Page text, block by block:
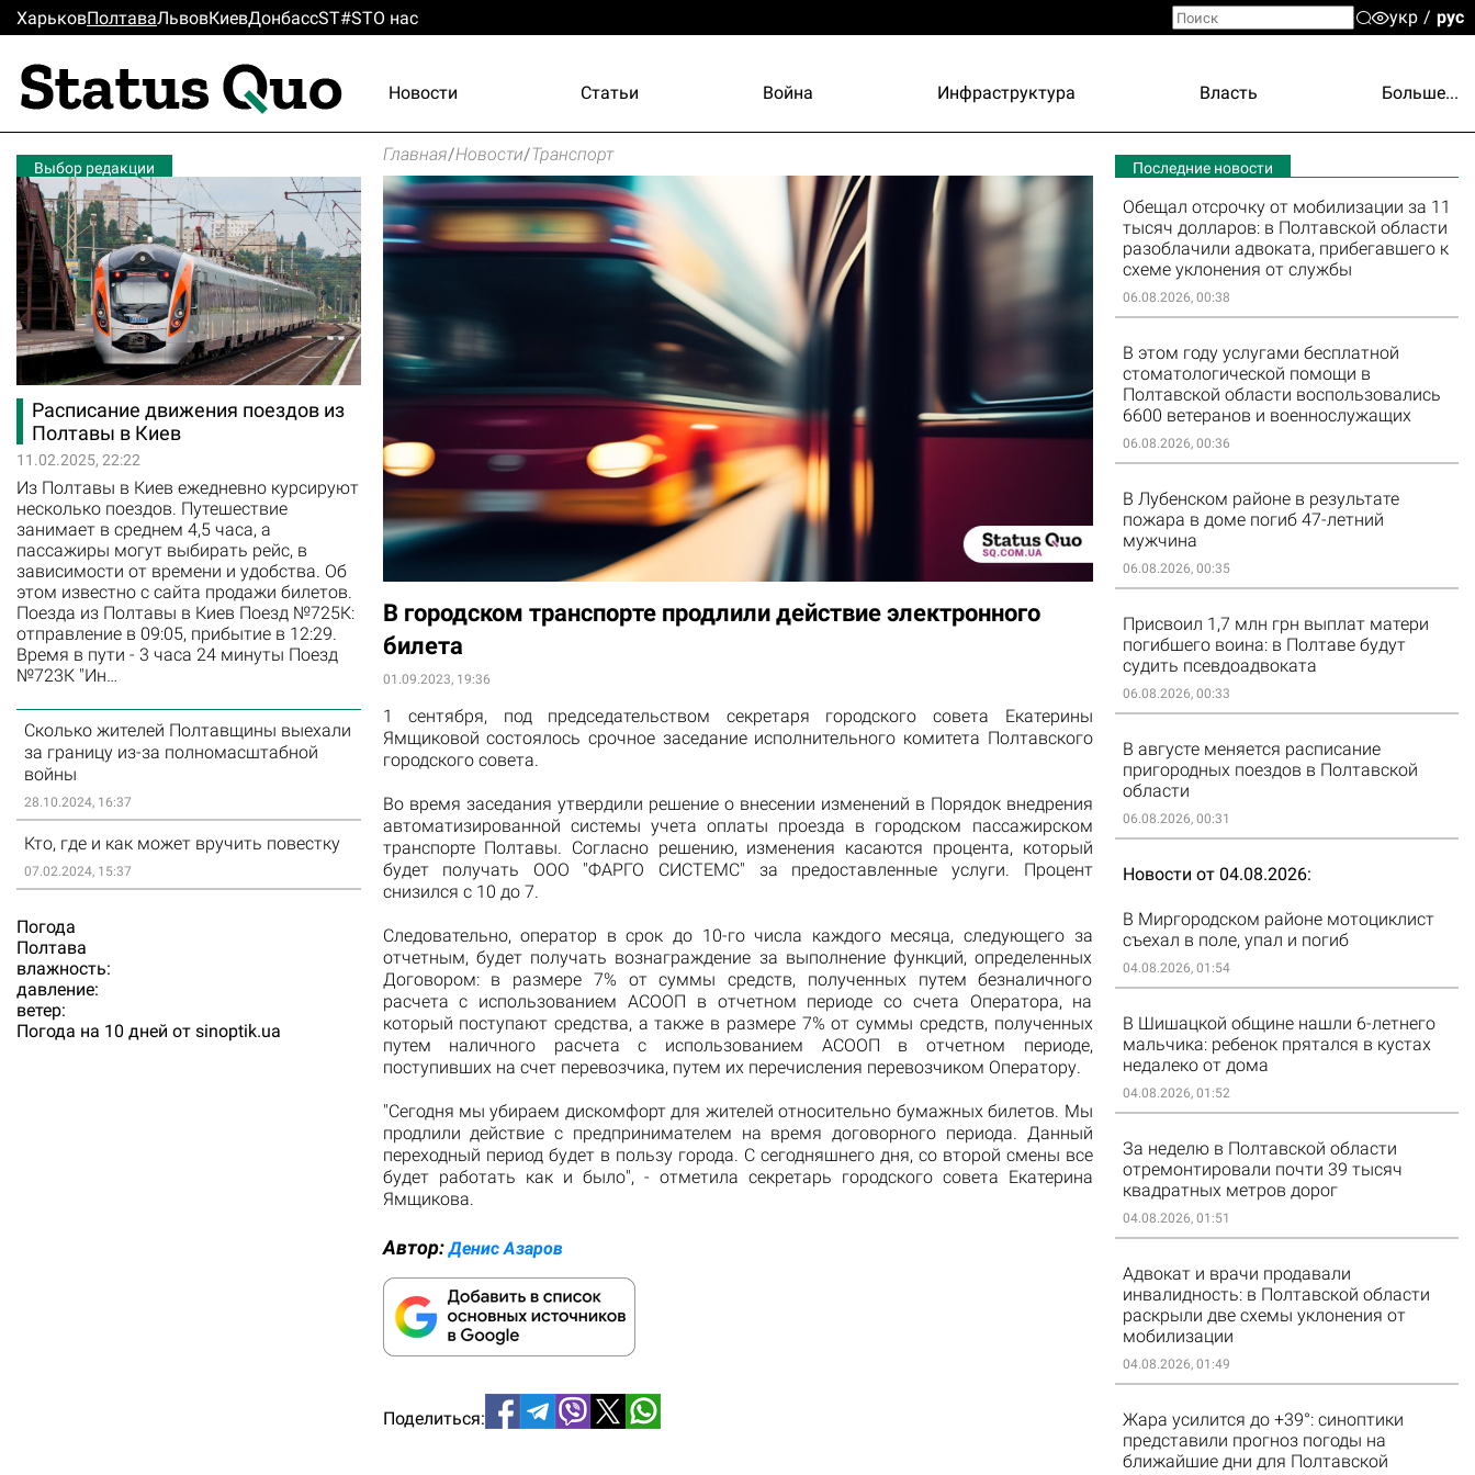
ХарьковПолтаваЛьвовКиевДонбассST#STО нас укр рус
Новости Статьи Война Инфраструктура Власть Больше...
Выбор редакции
Расписание движения поездов из
Полтавы в Киев
11.02.2025, 22:22
Из Полтавы в Киев ежедневно курсируют
несколько поездов. Путешествие
занимает в среднем 4,5 часа, а
пассажиры могут выбирать рейс, в
зависимости от времени и удобства. Об
этом известно с сайта продажи билетов.
Поезда из Полтавы в Киев Поезд №725К:
отправление в 09:05, прибытие в 12:29.
Время в пути - 3 часа 24 минуты Поезд
№723К "Ин…
Сколько жителей Полтавщины выехали
за границу из-за полномасштабной
войны
28.10.2024, 16:37
Кто, где и как может вручить повестку
07.02.2024, 15:37
Погода
Полтава
влажность:
давление:
ветер:
Погода на 10 дней от sinoptik.ua
Главная/Новости/Транспорт
В городском транспорте продлили действие электронного
билета
01.09.2023, 19:36
1 сентября, под председательством секретаря городского совета Екатерины
Ямщиковой состоялось срочное заседание исполнительного комитета Полтавского
городского совета.
Во время заседания утвердили решение о внесении изменений в Порядок внедрения
автоматизированной системы учета оплаты проезда в городском пассажирском
транспорте Полтавы. Согласно решению, изменения касаются процента, который
будет получать ООО "ФАРГО СИСТЕМС" за предоставленные услуги. Процент
снизился с 10 до 7.
Следовательно, оператор в срок до 10-го числа каждого месяца, следующего за
отчетным, будет получать вознаграждение за выполнение функций, определенных
Договором: в размере 7% от суммы средств, полученных путем безналичного
расчета с использованием АСООП в отчетном периоде со счета Оператора, на
который поступают средства, а также в размере 7% от суммы средств, полученных
путем наличного расчета с использованием АСООП в отчетном периоде,
поступивших на счет перевозчика, путем их перечисления перевозчиком Оператору.
"Сегодня мы убираем дискомфорт для жителей относительно бумажных билетов. Мы
продлили действие с предпринимателем на время договорного периода. Данный
переходный период будет в пользу города. С сегодняшнего дня, со второй смены все
будет работать как и было", - отметила секретарь городского совета Екатерина
Ямщикова.
Автор:Денис Азаров
Поделиться:
Последние новости
Обещал отсрочку от мобилизации за 11
тысяч долларов: в Полтавской области
разоблачили адвоката, прибегавшего к
схеме уклонения от службы
06.08.2026, 00:38
В этом году услугами бесплатной
стоматологической помощи в
Полтавской области воспользовались
6600 ветеранов и военнослужащих
06.08.2026, 00:36
В Лубенском районе в результате
пожара в доме погиб 47-летний
мужчина
06.08.2026, 00:35
Присвоил 1,7 млн грн выплат матери
погибшего воина: в Полтаве будут
судить псевдоадвоката
06.08.2026, 00:33
В августе меняется расписание
пригородных поездов в Полтавской
области
06.08.2026, 00:31
Новости от 04.08.2026
В Миргородском районе мотоциклист
съехал в поле, упал и погиб
04.08.2026, 01:54
В Шишацкой общине нашли 6-летнего
мальчика: ребенок прятался в кустах
недалеко от дома
04.08.2026, 01:52
За неделю в Полтавской области
отремонтировали почти 39 тысяч
квадратных метров дорог
04.08.2026, 01:51
Адвокат и врачи продавали
инвалидность: в Полтавской области
раскрыли две схемы уклонения от
мобилизации
04.08.2026, 01:49
Жара усилится до +39°: синоптики
представили прогноз погоды на
ближайшие дни для Полтавской